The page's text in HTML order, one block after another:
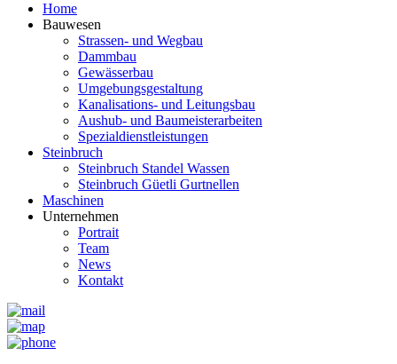
Home
Bauwesen
Strassen- und Wegbau
Dammbau
Gewässerbau
Umgebungsgestaltung
Kanalisations- und Leitungsbau
Aushub- und Baumeisterarbeiten
Spezialdienstleistungen
Steinbruch
Steinbruch Standel Wassen
Steinbruch Güetli Gurtnellen
Maschinen
Unternehmen
Portrait
Team
News
Kontakt